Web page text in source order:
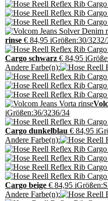
rinse € 84,95 iGrößen:30/3232/
Cargo schwarz € 84,95 i
Andere Farbe(n):
iGrößen:36/3236/34
Cargo dunkelblau € 84,95 i
Andere Farbe(n):
Cargo beige € 84,95 iGrößen:S
Andere Farbe(n):